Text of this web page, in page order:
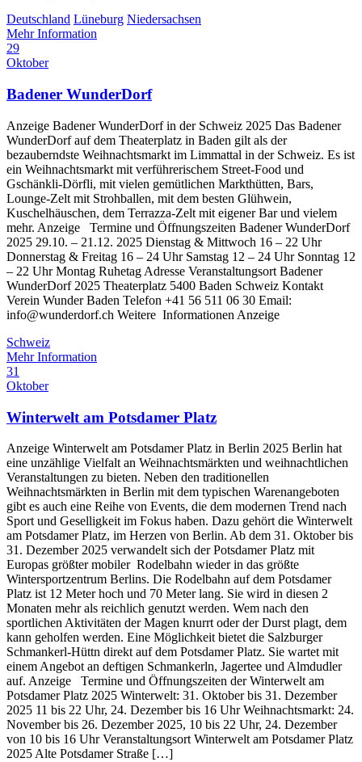
Deutschland Lüneburg Niedersachsen
Mehr Information
29
Oktober
Badener WunderDorf
Anzeige Badener WunderDorf in der Schweiz 2025 Das Badener
WunderDorf auf dem Theaterplatz in Baden gilt als der
bezauberndste Weihnachtsmarkt im Limmattal in der Schweiz. Es ist
ein Weihnachtsmarkt mit verführerischem Street-Food und
Gschänkli-Dörfli, mit vielen gemütlichen Markthütten, Bars,
Lounge-Zelt mit Strohballen, mit dem besten Glühwein,
Kuschelhäuschen, dem Terrazza-Zelt mit eigener Bar und vielem
mehr. Anzeige Termine und Öffnungszeiten Badener WunderDorf
2025 29.10. – 21.12. 2025 Dienstag & Mittwoch 16 – 22 Uhr
Donnerstag & Freitag 16 – 24 Uhr Samstag 12 – 24 Uhr Sonntag 12
– 22 Uhr Montag Ruhetag Adresse Veranstaltungsort Badener
WunderDorf 2025 Theaterplatz 5400 Baden Schweiz Kontakt
Verein Wunder Baden Telefon +41 56 511 06 30 Email:
info@wunderdorf.ch Weitere Informationen Anzeige
Schweiz
Mehr Information
31
Oktober
Winterwelt am Potsdamer Platz
Anzeige Winterwelt am Potsdamer Platz in Berlin 2025 Berlin hat
eine unzählige Vielfalt an Weihnachtsmärkten und weihnachtlichen
Veranstaltungen zu bieten. Neben den traditionellen
Weihnachtsmärkten in Berlin mit dem typischen Warenangeboten
gibt es auch eine Reihe von Events, die dem modernen Trend nach
Sport und Geselligkeit im Fokus haben. Dazu gehört die Winterwelt
am Potsdamer Platz, im Herzen von Berlin. Ab dem 31. Oktober bis
31. Dezember 2025 verwandelt sich der Potsdamer Platz mit
Europas größter mobiler Rodelbahn wieder in das größte
Wintersportzentrum Berlins. Die Rodelbahn auf dem Potsdamer
Platz ist 12 Meter hoch und 70 Meter lang. Sie wird in diesen 2
Monaten mehr als reichlich genutzt werden. Wem nach den
sportlichen Aktivitäten der Magen knurrt oder der Durst plagt, dem
kann geholfen werden. Eine Möglichkeit bietet die Salzburger
Schmankerl-Hüttn direkt auf dem Potsdamer Platz. Sie wartet mit
einem Angebot an deftigen Schmankerln, Jagertee und Almdudler
auf. Anzeige Termine und Öffnungszeiten der Winterwelt am
Potsdamer Platz 2025 Winterwelt: 31. Oktober bis 31. Dezember
2025 11 bis 22 Uhr, 24. Dezember bis 16 Uhr Weihnachtsmarkt: 24.
November bis 26. Dezember 2025, 10 bis 22 Uhr, 24. Dezember
von 10 bis 16 Uhr Veranstaltungsort Winterwelt am Potsdamer Platz
2025 Alte Potsdamer Straße […]